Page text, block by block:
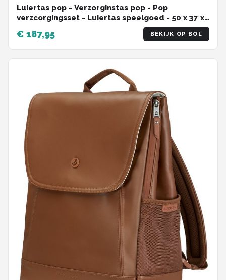
Luiertas pop - Verzorginstas pop - Pop
verzcorgingsset - Luiertas speelgoed - ‎50 x 37 x
€ 187,95 BEKIJK OP BOL